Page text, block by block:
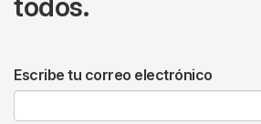
todos.
Escribe tu correo electrónico